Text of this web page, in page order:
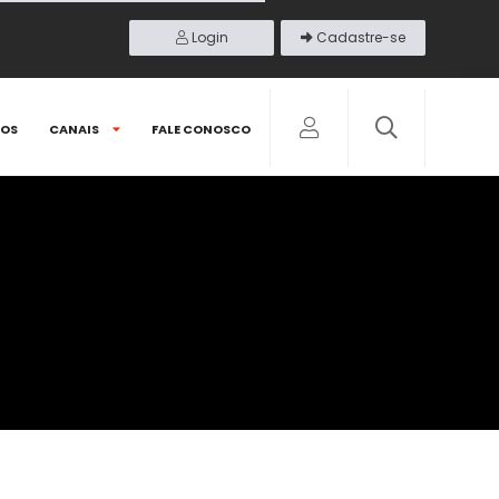
Login Cadastre-se
CANAIS FALE CONOSCO